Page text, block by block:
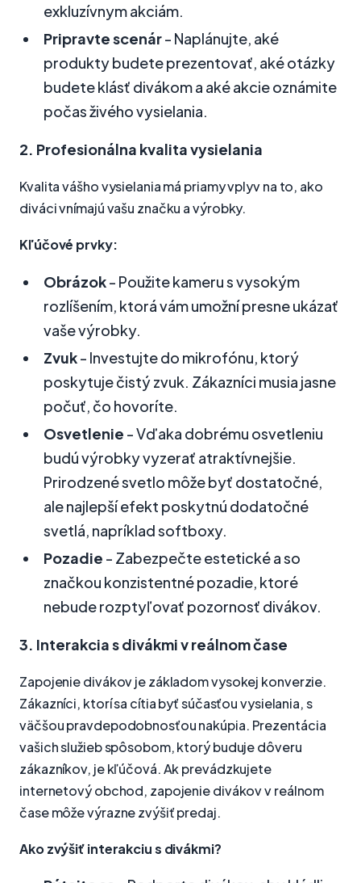
exkluzívnym akciám.
Pripravte scenár- Naplánujte, aké
produkty budete prezentovať, aké otázky
budete klásť divákom a aké akcie oznámite
počas živého vysielania.
2. Profesionálna kvalita vysielania
Kvalita vášho vysielania má priamy vplyv na to, ako
diváci vnímajú vašu značku a výrobky.
Kľúčové prvky:
Obrázok- Použite kameru s vysokým
rozlíšením, ktorá vám umožní presne ukázať
vaše výrobky.
Zvuk- Investujte do mikrofónu, ktorý
poskytuje čistý zvuk. Zákazníci musia jasne
počuť, čo hovoríte.
Osvetlenie - Vďaka dobrému osvetleniu
budú výrobky vyzerať atraktívnejšie.
Prirodzené svetlo môže byť dostatočné,
ale najlepší efekt poskytnú dodatočné
svetlá, napríklad softboxy.
Pozadie - Zabezpečte estetické a so
značkou konzistentné pozadie, ktoré
nebude rozptyľovať pozornosť divákov.
3. Interakcia s divákmi v reálnom čase
Zapojenie divákov je základom vysokej konverzie.
Zákazníci, ktorí sa cítia byť súčasťou vysielania, s
väčšou pravdepodobnosťou nakúpia. Prezentácia
vašich služieb spôsobom, ktorý buduje dôveru
zákazníkov, je kľúčová. Ak prevádzkujete
internetový obchod, zapojenie divákov v reálnom
čase môže výrazne zvýšiť predaj.
Ako zvýšiť interakciu s divákmi?